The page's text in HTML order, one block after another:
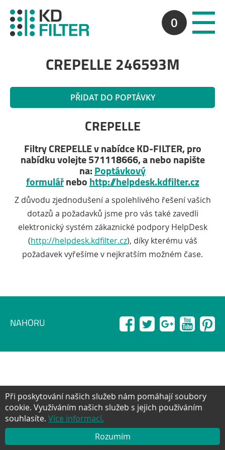
0
CREPELLE 246593M
PŘIDAT DO POPTÁVKY
CREPELLE
Filtry CREPELLE v nabídce KD-FILTER, pro
nabídku volejte 571118666, a nebo napište
na: Poptávkový
formulářnebo http://helpdesk.kdfilter.cz
Z důvodu zjednodušení a spolehlivého řešení vašich
dotazů a požadavků jsme pro vás také zavedli
elektronický systém zákaznické podpory HelpDesk
(http://helpdesk.kdfilter.cz), díky kterému váš
požadavek vyřešíme v nejkratším možném čase.
NAHORU Facebook
TwitterGoogle+YouTube
Při poskytování našich služeb nám pomáhají soubory
cookie. Využíváním našich služeb s jejich používáním
souhlasíte. Více informací.
Rozumím